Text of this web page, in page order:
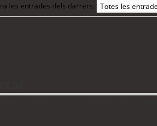
les entrades dels darrers: